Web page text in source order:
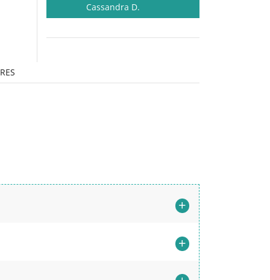
Gérard H.
+
+